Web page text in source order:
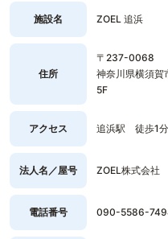
施設名 ZOEL 追浜
住所
〒237-0068
神奈川県横須賀
5F
アクセス 追浜駅 徒歩1分
法人名／屋号 ZOEL株式会社
電話番号 090-5586-